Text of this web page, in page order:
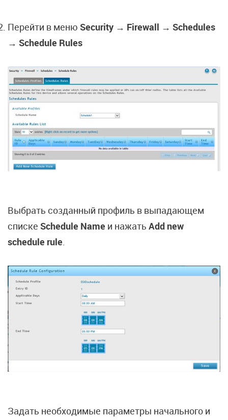
Перейти в меню Security → Firewall → Schedules
→ Schedule Rules
Выбрать созданный профиль в выпадающем
списке Schedule Name и нажать Add new
schedule rule.
Задать необходимые параметры начального и